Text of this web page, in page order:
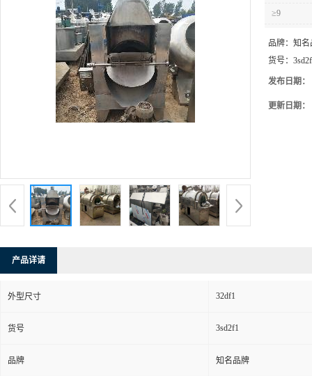
≥9
品牌： 知名
货号：
发布日期：
更新日期：
产品详请
外型尺寸 32df1
货号 3sd2f1
品牌 知名品牌